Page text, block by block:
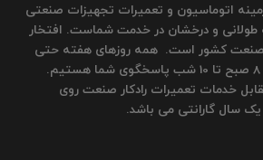
اتوماسیون و تعمیرات تجهیزات صنعتی
طولانی و درخشان در خدمت شماست. افتخار
در صنعت کشور است. همه روزهای هفته حتی
روزهای تعطیل از ساعت 8 صبح تا 10 شب پاسخگوی شما هستیم.
خدمات تعمیرات رادکار صنعت روی
سال گارانتی می باشد.